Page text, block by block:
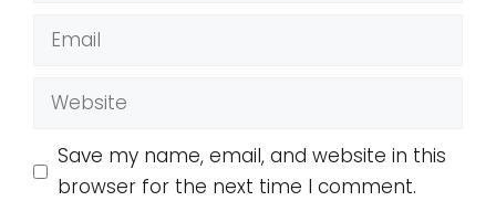
Email
Website
Save my name, email, and website in this
browser for the next time I comment.